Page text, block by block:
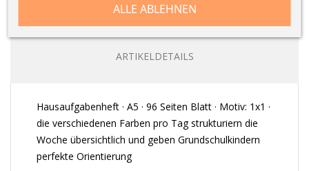
BESCHREIBUNG
ARTIKELDETAILS
Hausaufgabenheft · A5 · 96 Seiten Blatt · Motiv: 1x1 ·
die verschiedenen Farben pro Tag strukturiern die
Woche übersichtlich und geben Grundschulkindern
perfekte Orientierung
ALLE ABLEHNEN